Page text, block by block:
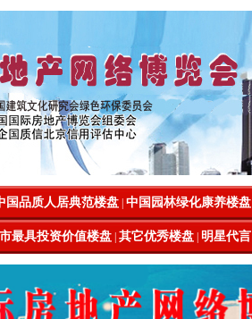
国品质人居典范楼盘 中国园林绿化康养楼盘
最具投资价值楼盘 其它优秀楼盘 明星代言